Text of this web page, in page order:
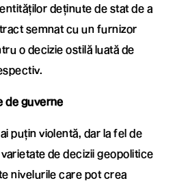
deținute de stat de a
semnat cu un furnizor
o decizie ostilă luată de
de guverne
puțin violentă, dar la fel de
de decizii geopolitice
nivelurile care pot crea